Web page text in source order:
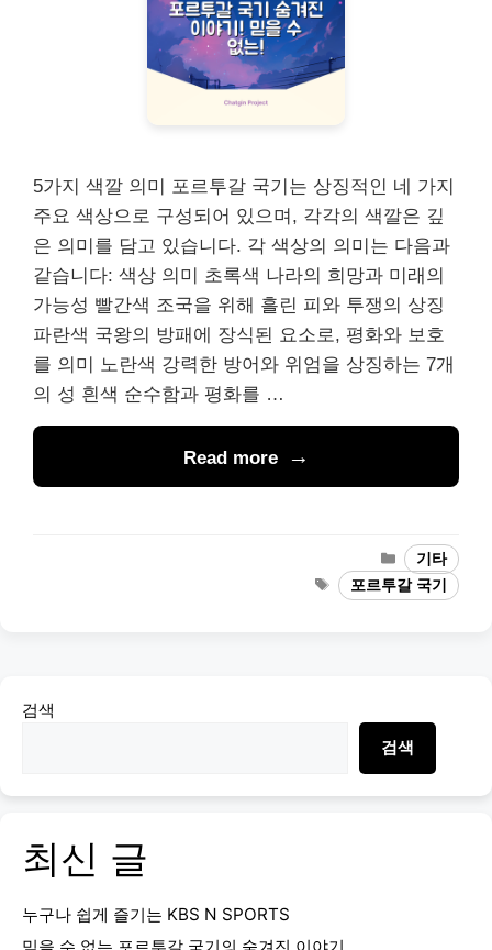
5가지 색깔 의미 포르투갈 국기는 상징적인 네 가지
주요 색상으로 구성되어 있으며, 각각의 색깔은 깊
은 의미를 담고 있습니다. 각 색상의 의미는 다음과
같습니다: 색상 의미 초록색 나라의 희망과 미래의
가능성 빨간색 조국을 위해 흘린 피와 투쟁의 상징
파란색 국왕의 방패에 장식된 요소로, 평화와 보호
를 의미 노란색 강력한 방어와 위엄을 상징하는 7개
의 성 흰색 순수함과 평화를 …
Read more
Categories
기타
Tags포르투갈 국기
검색
검색
최신 글
누구나 쉽게 즐기는 KBS N SPORTS